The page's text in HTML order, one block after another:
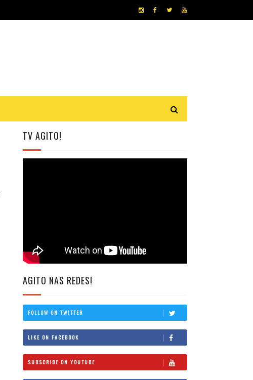
TV AGITO!
AGITO NAS REDES!
FOLLOW ON TWITTER
LIKE ON FACEBOOK
SUBSCRIBE ON YOUTUBE